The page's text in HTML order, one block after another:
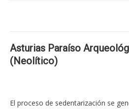
Asturias Paraíso
(Neolítico)
El proceso de sedentarización se